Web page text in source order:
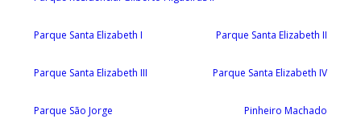
Parque Santa Elizabeth I Parque Santa Elizabeth II
Parque Santa Elizabeth III Parque Santa Elizabeth IV
Parque São Jorge Pinheiro Machado